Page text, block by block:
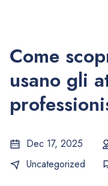
Come
usano gli
Dec 17, 2025
Uncategorized